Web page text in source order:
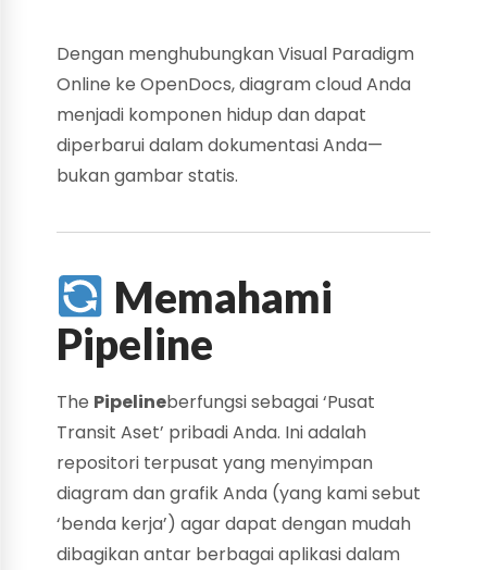
Dengan menghubungkan Visual Paradigm
Online ke OpenDocs, diagram cloud Anda
menjadi komponen hidup dan dapat
diperbarui dalam dokumentasi Anda—
bukan gambar statis.
Memahami
Pipeline
The Pipelineberfungsi sebagai ‘Pusat
Transit Aset’ pribadi Anda. Ini adalah
repositori terpusat yang menyimpan
diagram dan grafik Anda (yang kami sebut
‘benda kerja’) agar dapat dengan mudah
dibagikan antar berbagai aplikasi dalam